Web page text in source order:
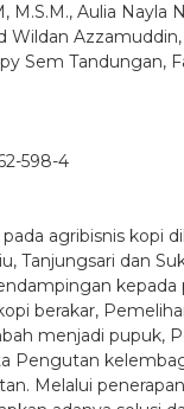
M.S.M., Aulia Nayla
Wildan Azzamuddin,
Sem Tandungan,
598-4
agribisnis kopi
Tanjungsari dan
kepada
berakar,
menjadi pupuk,
Pengutan
Melalui